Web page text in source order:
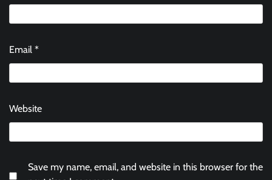
Email *
Website
Save my name, email, and website in this browser for the